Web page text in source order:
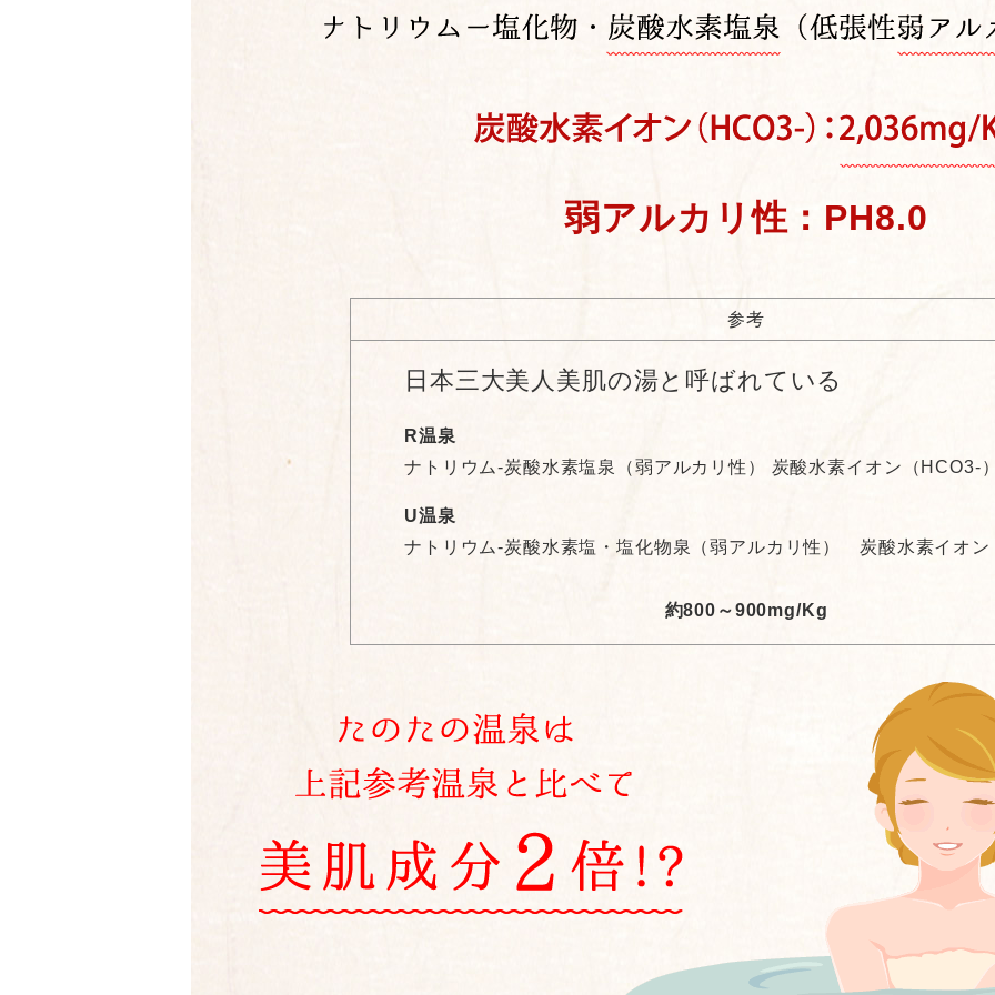
弱アルカリ性：PH8.0
参考
日本三大美人美肌の湯と呼ばれている
R温泉
ナトリウム-炭酸水素塩泉（弱アルカリ性） 炭酸水素イオン（HCO3-
U温泉
ナトリウム-炭酸水素塩・塩化物泉（弱アルカリ性） 炭酸水素イオ
約800～900mg/Kg